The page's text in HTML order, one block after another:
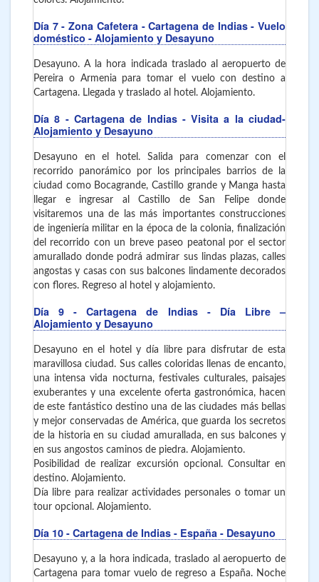
Día 7 - Zona Cafetera - Cartagena de Indias- Vuelo
doméstico - Alojamiento y Desayuno
Desayuno. A la hora indicada traslado al aeropuerto de
Pereira o Armenia para tomar el vuelo con destino a
Cartagena. Llegada y traslado al hotel. Alojamiento.
Día 8 - Cartagena de Indias - Visita a la ciudad-
Alojamiento y Desayuno
Desayuno en el hotel. Salida para comenzar con el
recorrido panorámico por los principales barrios de la
ciudad como Bocagrande, Castillo grande y Manga hasta
llegar e ingresar al Castillo de San Felipe donde
visitaremos una de las más importantes construcciones
de ingeniería militar en la época de la colonia, finalización
del recorrido con un breve paseo peatonal por el sector
amurallado donde podrá admirar sus lindas plazas, calles
angostas y casas con sus balcones lindamente decorados
con flores. Regreso al hotel y alojamiento.
Día 9 - Cartagena de Indias - Día Libre –
Alojamiento y Desayuno
Desayuno en el hotel y día libre para disfrutar de esta
maravillosa ciudad. Sus calles coloridas llenas de encanto,
una intensa vida nocturna, festivales culturales, paisajes
exuberantes y una excelente oferta gastronómica, hacen
de este fantástico destino una de las ciudades más bellas
y mejor conservadas de América, que guarda los secretos
de la historia en su ciudad amurallada, en sus balcones y
en sus angostos caminos de piedra. Alojamiento.
Posibilidad de realizar excursión opcional. Consultar en
destino. Alojamiento.
Día libre para realizar actividades personales o tomar un
tour opcional. Alojamiento.
Día 10 - Cartagena de Indias - España - Desayuno
Desayuno y, a la hora indicada, traslado al aeropuerto de
Cartagena para tomar vuelo de regreso a España. Noche